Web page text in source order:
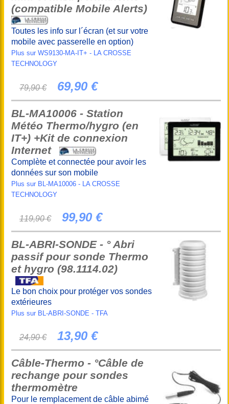
(compatible Mobile Alerts)
Toutes les info sur l´écran (et sur votre
mobile avec passerelle en option)
Plus sur WS9130-MA-IT+ - LA CROSSE
TECHNOLOGY
79,90 € 69,90 €
BL-MA10006 - Station
Météo Thermo/hygro (en
IT+) +Kit de connexion
Internet
Complète et connectée pour avoir les
données sur son mobile
Plus sur BL-MA10006 - LA CROSSE
TECHNOLOGY
119,90 € 99,90 €
BL-ABRI-SONDE - ° Abri
passif pour sonde Thermo
et hygro (98.1114.02)
Le bon choix pour protéger vos sondes
extérieures
Plus sur BL-ABRI-SONDE - TFA
24,90 € 13,90 €
Câble-Thermo - °Câble de
rechange pour sondes
thermomètre
Pour le remplacement de câble abimé